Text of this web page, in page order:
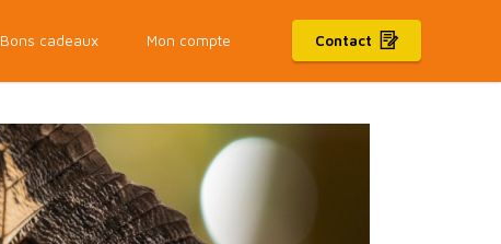
Bons cadeaux Mon compte Contact